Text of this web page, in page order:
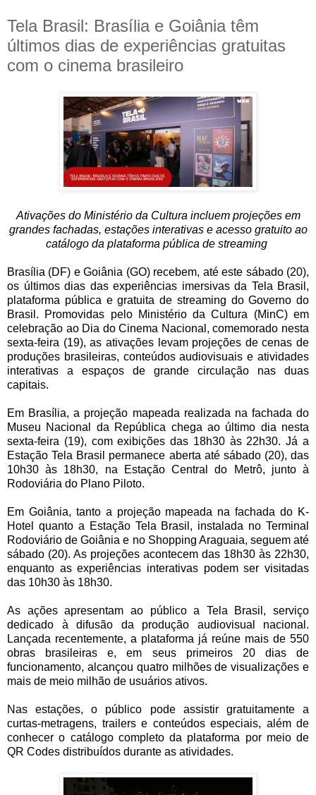
Tela Brasil: Brasília e Goiânia têm
últimos dias de experiências gratuitas
com o cinema brasileiro
Ativações do Ministério da Cultura incluem projeções em
grandes fachadas, estações interativas e acesso gratuito ao
catálogo da plataforma pública de streaming
Brasília (DF) e Goiânia (GO) recebem, até este sábado (20),
os últimos dias das experiências imersivas da Tela Brasil,
plataforma pública e gratuita de streaming do Governo do
Brasil. Promovidas pelo Ministério da Cultura (MinC) em
celebração ao Dia do Cinema Nacional, comemorado nesta
sexta-feira (19), as ativações levam projeções de cenas de
produções brasileiras, conteúdos audiovisuais e atividades
interativas a espaços de grande circulação nas duas
capitais.
Em Brasília, a projeção mapeada realizada na fachada do
Museu Nacional da República chega ao último dia nesta
sexta-feira (19), com exibições das 18h30 às 22h30. Já a
Estação Tela Brasil permanece aberta até sábado (20), das
10h30 às 18h30, na Estação Central do Metrô, junto à
Rodoviária do Plano Piloto.
Em Goiânia, tanto a projeção mapeada na fachada do K-
Hotel quanto a Estação Tela Brasil, instalada no Terminal
Rodoviário de Goiânia e no Shopping Araguaia, seguem até
sábado (20). As projeções acontecem das 18h30 às 22h30,
enquanto as experiências interativas podem ser visitadas
das 10h30 às 18h30.
As ações apresentam ao público a Tela Brasil, serviço
dedicado à difusão da produção audiovisual nacional.
Lançada recentemente, a plataforma já reúne mais de 550
obras brasileiras e, em seus primeiros 20 dias de
funcionamento, alcançou quatro milhões de visualizações e
mais de meio milhão de usuários ativos.
Nas estações, o público pode assistir gratuitamente a
curtas-metragens, trailers e conteúdos especiais, além de
conhecer o catálogo completo da plataforma por meio de
QR Codes distribuídos durante as atividades.